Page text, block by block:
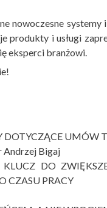
nowoczesne
produkty i usługi
eksperci branżowi.
DOTYCZĄCE UMÓW
Andrzej Bigaj
DO
CZASU PRACY